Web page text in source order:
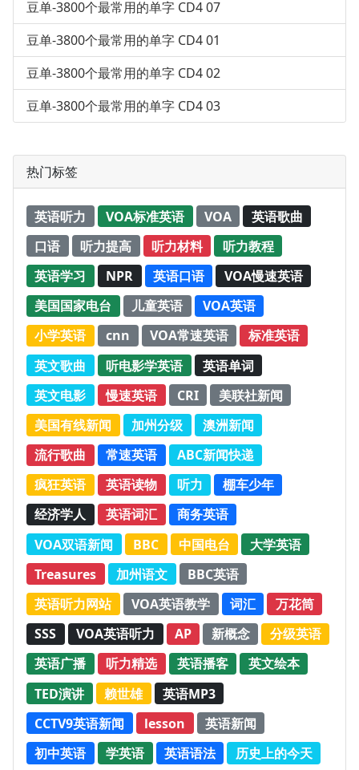
豆单-3800个最常用的单字 CD4 07
豆单-3800个最常用的单字 CD4 01
豆单-3800个最常用的单字 CD4 02
豆单-3800个最常用的单字 CD4 03
热门标签
英语听力 VOA标准英语 VOA
英语歌曲
口语
听力提高 听力材料
听力教程
英语学习
NPR 英语口语
VOA慢速英语
美国国家电台
儿童英语
VOA英语
小学英语
cnn VOA常速英语
标准英语
英文歌曲
听电影学英语
英语单词
英文电影
慢速英语 CRI
美联社新闻
美国有线新闻
加州分级
澳洲新闻
流行歌曲
常速英语
ABC新闻快递
疯狂英语
英语读物 听力
棚车少年
经济学人
英语词汇
商务英语
VOA双语新闻
BBC 中国电台
大学英语
Treasures
加州语文
BBC英语
英语听力网站
VOA英语教学 词汇
万花筒
SSS
VOA英语听力 AP 新概念
分级英语
英语广播
听力精选 英语播客
英文绘本
TED演讲
赖世雄
英语MP3
CCTV9英语新闻
lesson
英语新闻
初中英语
学英语 英语语法
历史上的今天